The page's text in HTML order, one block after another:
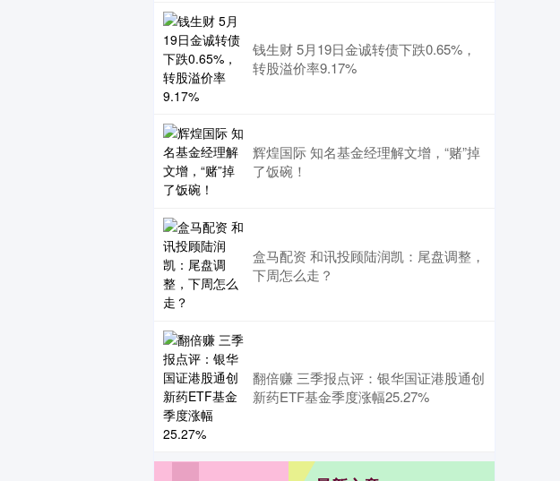
钱生财 5月19日金诚转债下跌0.65%，
转股溢价率9.17%
辉煌国际 知名基金经理解文增，“赌”掉
了饭碗！
盒马配资 和讯投顾陆润凯：尾盘调整，
下周怎么走？
翻倍赚 三季报点评：银华国证港股通创
新药ETF基金季度涨幅25.27%